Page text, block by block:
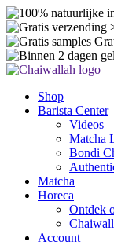
Shop
Barista Center
Videos
Matcha
Bondi
Matcha
Horeca
Ontdek
Account